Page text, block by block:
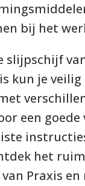
bij het
slijpschijf
kun je
een
het
Praxis en